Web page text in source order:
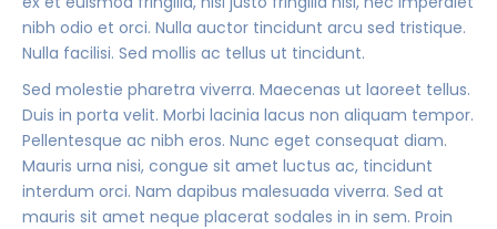
nibh odio et orci. Nulla auctor tincidunt arcu sed tristique.
Nulla facilisi. Sed mollis ac tellus ut tincidunt.
Sed molestie pharetra viverra. Maecenas ut laoreet tellus.
Duis in porta velit. Morbi lacinia lacus non aliquam tempor.
Pellentesque ac nibh eros. Nunc eget consequat diam.
Mauris urna nisi, congue sit amet luctus ac, tincidunt
interdum orci. Nam dapibus malesuada viverra. Sed at
mauris sit amet neque placerat sodales in in sem. Proin